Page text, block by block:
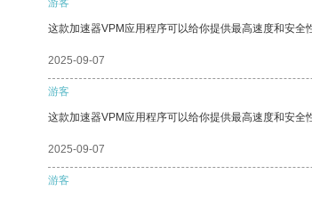
游客
这款加速器VPM应用程序可以给你提供最高速度和安全
2025-09-07
游客
这款加速器VPM应用程序可以给你提供最高速度和安全
2025-09-07
游客